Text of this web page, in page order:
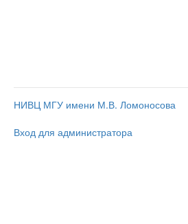
НИВЦ МГУ имени М.В. Ломоносова
Вход для администратора